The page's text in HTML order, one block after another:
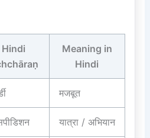
Hindi
Meaning in
Hindi
मजबूत
यात्रा / अभियान